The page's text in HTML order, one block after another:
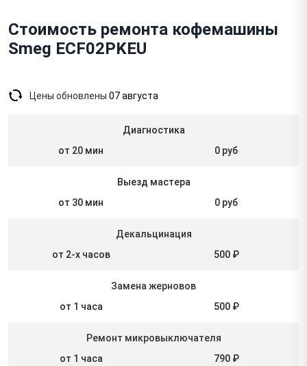
Стоимость ремонта кофемашины
Smeg ECF02PKEU
Цены обновлены 07 августа
Диагностика
от 20 мин
0 руб
Выезд мастера
от 30 мин
0 руб
Декальцинация
от 2-х часов
500 ₽
Замена жерновов
от 1 часа
500 ₽
Ремонт микровыключателя
от 1 часа
790 ₽